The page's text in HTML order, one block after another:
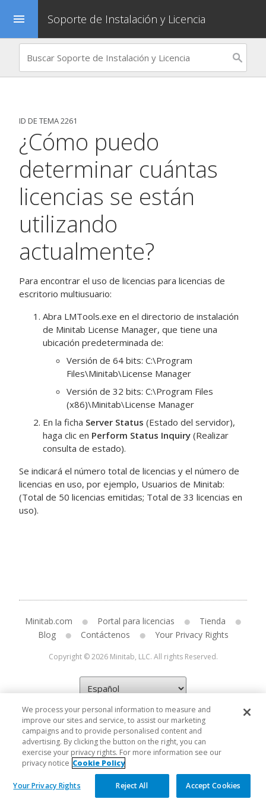
menu Soporte de Instalación y Licencia
ID DE TEMA 2261
¿Cómo puedo
determinar cuántas
licencias se están
utilizando
actualmente?
Para encontrar el uso de licencias para licencias de
escritorio multiusuario:
Abra LMTools.exe en el directorio de instalación
de Minitab License Manager, que tiene una
ubicación predeterminada de:
Versión de 64 bits: C:\Program
Files\Minitab\License Manager
Versión de 32 bits: C:\Program Files
(x86)\Minitab\License Manager
En la ficha Server Status (Estado del servidor),
haga clic en Perform Status Inquiry (Realizar
consulta de estado).
Se indicará el número total de licencias y el número de
licencias en uso, por ejemplo, Usuarios de Minitab:
(Total de 50 licencias emitidas; Total de 33 licencias en
uso).
Minitab.com Portal para licencias
Tienda
Blog
Contáctenos Your Privacy Rights
Copyright © 2026 Minitab, LLC. All rights Reserved.
We process your personal information to measure and
improve our sites and service, to assist our marketing
campaigns and to provide personalised content and
advertising. By clicking the button on the right, you can
exercise your privacy rights. For more information see our
privacy notice Cookie Policy
Your Privacy Rights Reject All Accept Cookies